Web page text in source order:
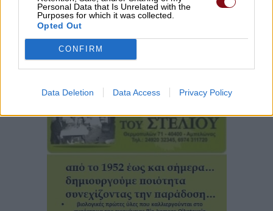
Personal Data that Is Unrelated with the
Purposes for which it was collected.
Opted Out
CONFIRM
Data Deletion Data Access Privacy Policy